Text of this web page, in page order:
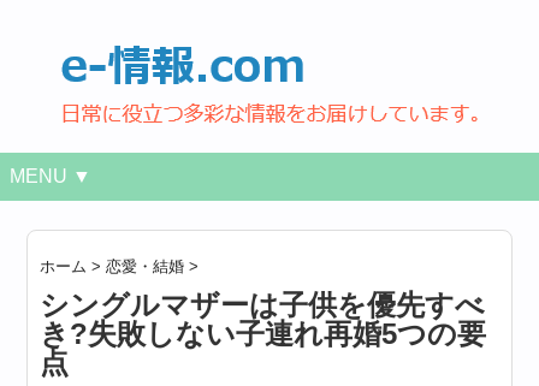
MENU ▼
ホーム >恋愛・結婚 >
シングルマザーは子供を優先すべ
き?失敗しない子連れ再婚5つの要
点